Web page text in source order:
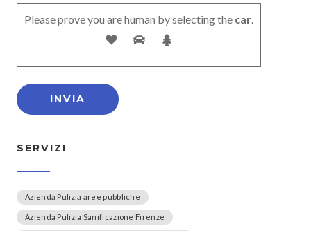
Please prove you are human by selecting the car.
SERVIZI
Azienda Pulizia aree pubbliche
Azienda Pulizia Sanificazione Firenze